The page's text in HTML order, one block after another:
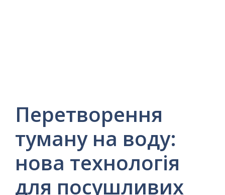
Перетворення
туману на воду:
нова технологія
для посушливих